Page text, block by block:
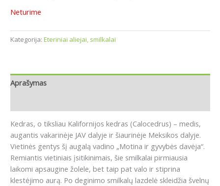
Neturime
Kategorija: Eteriniai aliejai, smilkalai
Aprašymas
Kedras, o tiksliau Kalifornijos kedras (Calocedrus) – medis,
augantis vakarinėje JAV dalyje ir šiaurinėje Meksikos dalyje.
Vietinės gentys šį augalą vadino „Motina ir gyvybės davėja“.
Remiantis vietiniais įsitikinimais, šie smilkalai pirmiausia
laikomi apsaugine žolele, bet taip pat valo ir stiprina
klestėjimo aurą. Po deginimo smilkalų lazdelė skleidžia švelnų